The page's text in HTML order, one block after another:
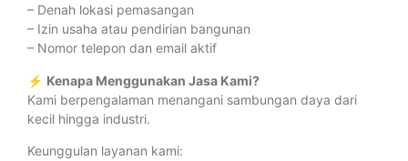
– Denah lokasi pemasangan
– Izin usaha atau pendirian bangunan
– Nomor telepon dan email aktif
⚡ Kenapa Menggunakan Jasa Kami?
Kami berpengalaman menangani sambungan daya dari
kecil hingga industri.
Keunggulan layanan kami: